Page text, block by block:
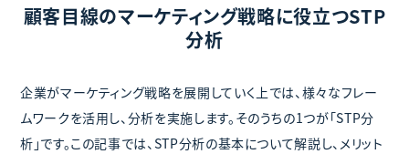
顧客目線のマーケティング戦略に役立つSTP
分析
企業がマーケティング戦略を展開していく上では、様々なフレー
ムワークを活用し、分析を実施します。そのうちの1つが「STP分
析」です。この記事では、STP分析の基本について解説し、メリット